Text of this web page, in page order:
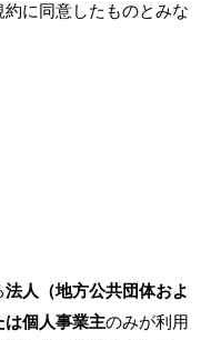
に同意したものとみな
法人（地方公共団体およ
は個人事業主のみが利用